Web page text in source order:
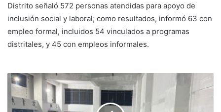
Distrito señaló 572 personas atendidas para apoyo de
inclusión social y laboral; como resultados, informó 63 con
empleo formal, incluidos 54 vinculados a programas
distritales, y 45 con empleos informales.